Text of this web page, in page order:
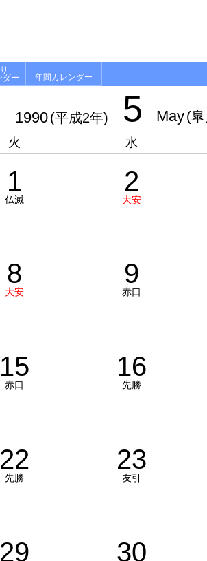
ダー
年間カレンダー
1990(平成2年) 5 May(
火 水
1
仏滅
2
大安
8
大安
9
赤口
15
赤口
16
先勝
22
先勝
23
友引
29 30